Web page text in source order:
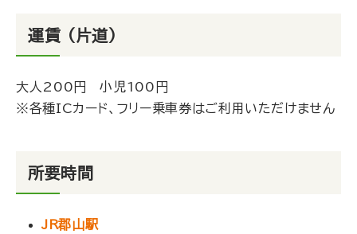
運賃 （片道）
大人200円 小児100円
※各種ICカード、フリー乗車券はご利用いただけません
所要時間
JR郡山駅